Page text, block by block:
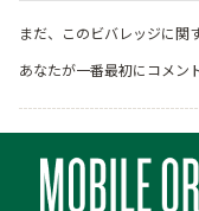
まだ、このビバレッジに関
あなたが一番最初にコメン